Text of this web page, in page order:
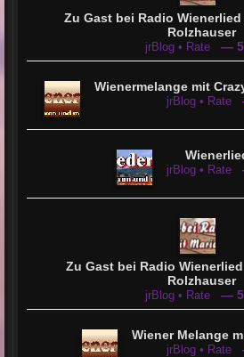
Zu Gast bei Radio
Rolzhauser
jrBlog • Rate —
Wienermelange mit
jrBlog • Rate
jrBlog • Rate
Zu Gast bei Radio
Rolzhauser
jrBlog • Rate —
Wiener Melange
jrBlog • Rate